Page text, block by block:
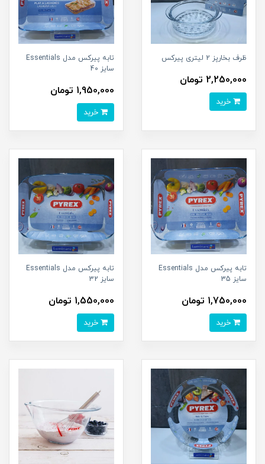
ظرف بخارپز 2 لیتری پیرکس
2,250,000 تومان
تابه پیرکس مدل Essentials
سایز 40
1,950,000 تومان
تابه پیرکس مدل Essentials
سایز 35
1,750,000 تومان
تابه پیرکس مدل Essentials
سایز 32
1,550,000 تومان